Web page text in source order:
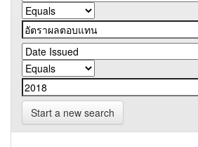
Start a new search